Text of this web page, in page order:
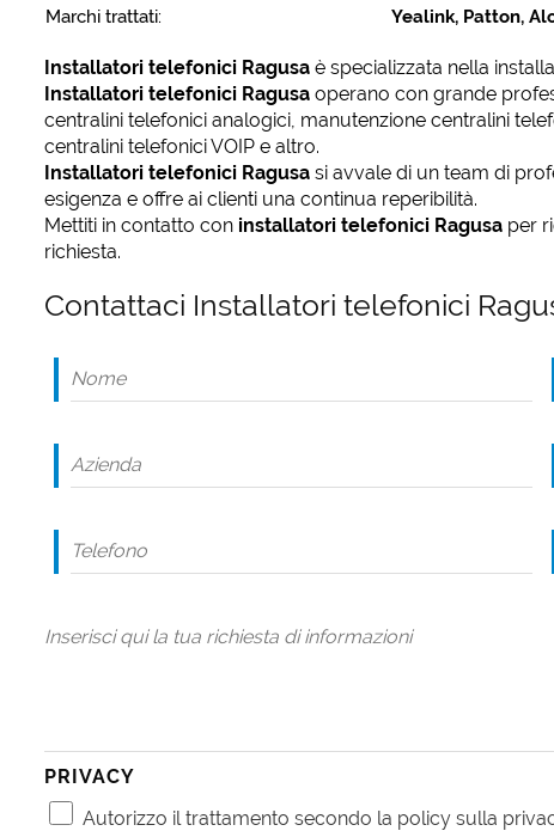
Marchi trattati:
Yealink, Patton,
Installatori telefonici Ragusa è specializzata nella
Installatori telefonici Ragusa operano con grande
centralini telefonici analogici, manutenzione centralini
centralini telefonici VOIP e altro.
Installatori telefonici Ragusa si avvale di un team di
esigenza e offre ai clienti una continua reperibilità.
Mettiti in contatto con installatori telefonici Ragusa per
richiesta.
Contattaci Installatori telefonici
PRIVACY
Autorizzo il trattamento secondo la policy sulla